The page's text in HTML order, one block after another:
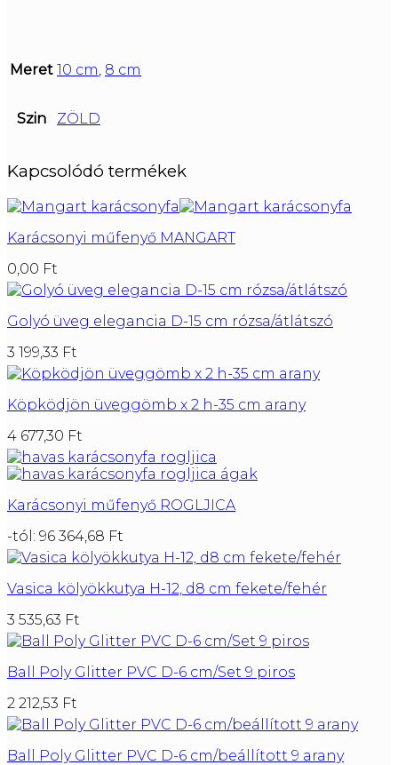
Meret 10 cm, 8 cm
Szin ZÖLD
Kapcsolódó termékek
Karácsonyi műfenyő MANGART
0,00 Ft
Golyó üveg elegancia D-15 cm rózsa/átlátszó
3 199,33 Ft
Köpködjön üveggömb x 2 h-35 cm arany
4 677,30 Ft
Karácsonyi műfenyő ROGLJICA
-tól: 96 364,68 Ft
Vasica kölyökkutya H-12, d8 cm fekete/fehér
3 535,63 Ft
Ball Poly Glitter PVC D-6 cm/Set 9 piros
2 212,53 Ft
Ball Poly Glitter PVC D-6 cm/beállított 9 arany